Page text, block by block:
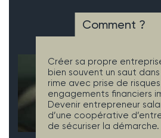
Comment ?
Créer sa propre
bien souvent un saut dans
rime avec prise de
engagements financiers
Devenir entrepreneur
d’une coopérative
de sécuriser la démarche.